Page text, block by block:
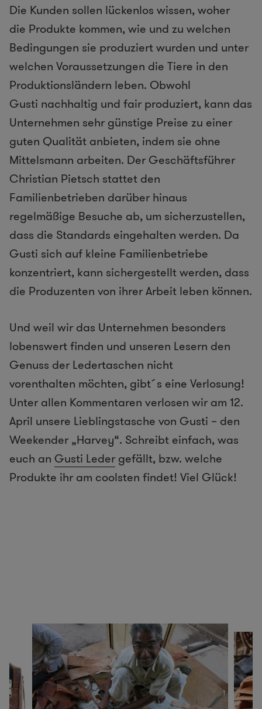
Die Kunden sollen lückenlos wissen, woher
die Produkte kommen, wie und zu welchen
Bedingungen sie produziert wurden und unter
welchen Voraussetzungen die Tiere in den
Produktionsländern leben. Obwohl
Gusti nachhaltig und fair produziert, kann das
Unternehmen sehr günstige Preise zu einer
guten Qualität anbieten, indem sie ohne
Mittelsmann arbeiten. Der Geschäftsführer
Christian Pietsch stattet den
Familienbetrieben darüber hinaus
regelmäßige Besuche ab, um sicherzustellen,
dass die Standards eingehalten werden. Da
Gusti sich auf kleine Familienbetriebe
konzentriert, kann sichergestellt werden, dass
die Produzenten von ihrer Arbeit leben können.
Und weil wir das Unternehmen besonders
lobenswert finden und unseren Lesern den
Genuss der Ledertaschen nicht
vorenthalten möchten, gibt´s eine Verlosung!
Unter allen Kommentaren verlosen wir am 12.
April unsere Lieblingstasche von Gusti – den
Weekender „Harvey“. Schreibt einfach, was
euch an Gusti Leder gefällt, bzw. welche
Produkte ihr am coolsten findet! Viel Glück!